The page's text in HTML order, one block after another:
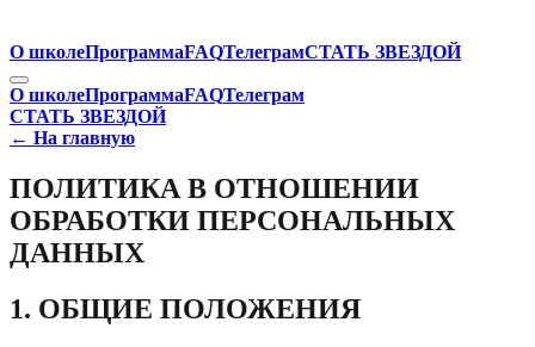
О школеПрограммаFAQТелеграмСТАТЬ ЗВЕЗДОЙ
О школеПрограммаFAQТелеграм
СТАТЬ ЗВЕЗДОЙ
← На главную
ПОЛИТИКА В ОТНОШЕНИИ
ОБРАБОТКИ ПЕРСОНАЛЬНЫХ
ДАННЫХ
1. ОБЩИЕ ПОЛОЖЕНИЯ